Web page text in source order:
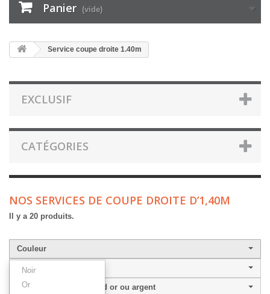
Panier (vide)
Service coupe droite 1.40m
EXCLUSIF
CATÉGORIES
NOS SERVICES DE COUPE DROITE D’1,40M
Il y a 20 produits.
Couleur
Noir
Or
Largeur de baguette
Intemporel couleur fond or ou argent